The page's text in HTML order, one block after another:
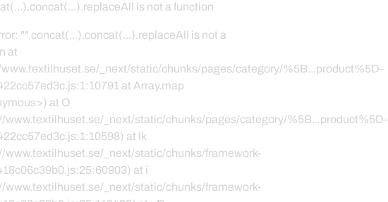
is not a function
"".concat(...).concat(...).replaceAll is not a
at
_next/static/chunks/pages/category/%5B...product%5D-
at Array.map
at O
www.textilhuset.se/_next/static/chunks/pages/category/%5B...product%5D-
at lk
www.textilhuset.se/_next/static/chunks/framework-
at i
www.textilhuset.se/_next/static/chunks/framework-